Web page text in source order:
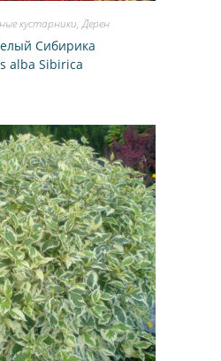
кустарники, Дерен
Сибирика
alba Sibirica